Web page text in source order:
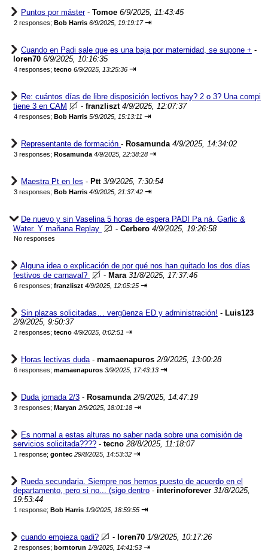
Puntos por máster- Tomoe 6/9/2025, 11:43:45
2 responses; Bob Harris 6/9/2025, 19:19:17 ⇥
Cuando en Padi sale que es una baja por maternidad, se supone + -
loren70 6/9/2025, 10:16:35
4 responses; tecno 6/9/2025, 13:25:36 ⇥
Re: cuántos días de libre disposición lectivos hay? 2 o 3? Una compi
tiene 3 en CAM
- franzliszt 4/9/2025, 12:07:37
4 responses; Bob Harris 5/9/2025, 15:13:11 ⇥
Representante de formación - Rosamunda 4/9/2025, 14:34:02
3 responses; Rosamunda 4/9/2025, 22:38:28 ⇥
Maestra Pt en Ies - Ptt 3/9/2025, 7:30:54
3 responses; Bob Harris 4/9/2025, 21:37:42 ⇥
De nuevo y sin Vaselina 5 horas de espera PADI Pa ná. Garlic &
Water. Y mañana Replay
- Cerbero 4/9/2025, 19:26:58
No responses
Alguna idea o explicación de por qué nos han quitado los dos días
festivos de carnaval?
- Mara 31/8/2025, 17:37:46
6 responses; franzliszt 4/9/2025, 12:05:25 ⇥
Sin plazas solicitadas… vergüenza ED y administración! - Luis123
2/9/2025, 9:50:37
2 responses; tecno 4/9/2025, 0:02:51 ⇥
Horas lectivas duda- mamaenapuros 2/9/2025, 13:00:28
6 responses; mamaenapuros 3/9/2025, 17:43:13 ⇥
Duda jornada 2/3 - Rosamunda 2/9/2025, 14:47:19
3 responses; Maryan 2/9/2025, 18:01:18 ⇥
Es normal a estas alturas no saber nada sobre una comisión de
servicios solicitada???? - tecno 28/8/2025, 11:18:07
1 response; gontec 29/8/2025, 14:53:32 ⇥
Rueda secundaria. Siempre nos hemos puesto de acuerdo en el
departamento, pero si no... (sigo dentro - interinoforever 31/8/2025,
19:53:44
1 response; Bob Harris 1/9/2025, 18:59:55 ⇥
cuando empieza padi? - loren70 1/9/2025, 10:17:26
2 responses; borntorun 1/9/2025, 14:41:53 ⇥